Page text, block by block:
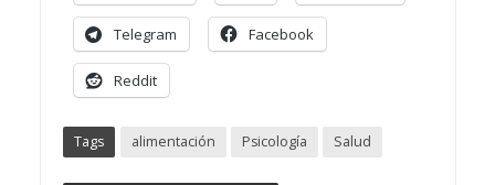
Telegram Facebook
Reddit
Tags alimentación Psicología Salud